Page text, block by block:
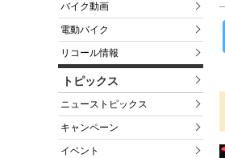
バイク動画
電動バイク
リコール情報
トピックス
ニューストピックス
キャンペーン
イベント